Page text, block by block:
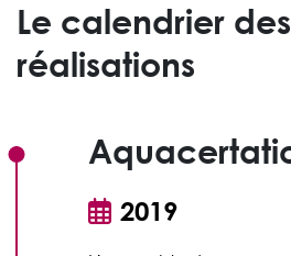
Le calendrier des
réalisations
2019